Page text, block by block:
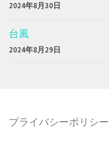
2024年8月30日
台風
2024年8月29日
プライバシーポリシー